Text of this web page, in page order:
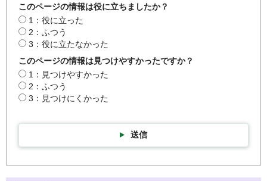
このページの情報は役に立ちましたか？
1：役に立った
2：ふつう
3：役に立たなかった
このページの情報は見つけやすかったですか？
1：見つけやすかった
2：ふつう
3：見つけにくかった
送信